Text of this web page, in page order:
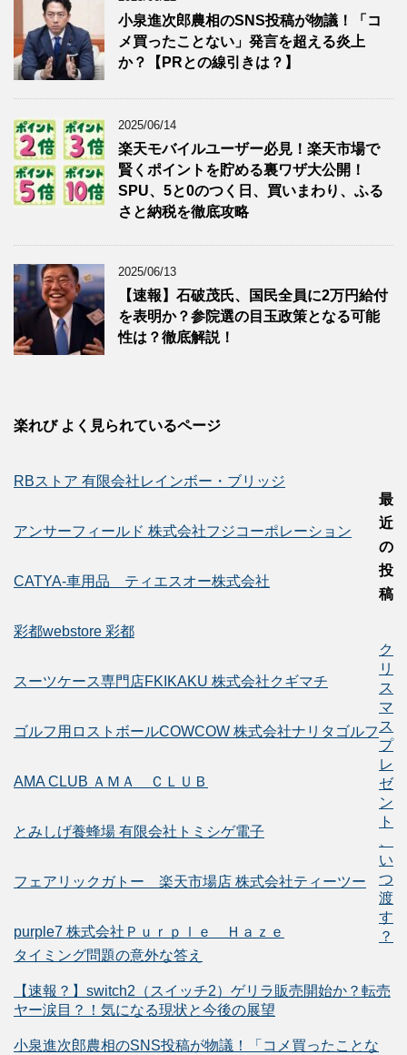
小泉進次郎農相のSNS投稿が物議！「コ
メ買ったことない」発言を超える炎上
か？【PRとの線引きは？】
2025/06/14
楽天モバイルユーザー必見！楽天市場で
賢くポイントを貯める裏ワザ大公開！
SPU、5と0のつく日、買いまわり、ふる
さと納税を徹底攻略
2025/06/13
【速報】石破茂氏、国民全員に2万円給付
を表明か？参院選の目玉政策となる可能
性は？徹底解説！
楽れび よく見られているページ
RBストア 有限会社レインボー・ブリッジ
アンサーフィールド 株式会社フジコーポレーション
CATYA-車用品 ティエスオー株式会社
彩都webstore 彩都
スーツケース専門店FKIKAKU 株式会社クギマチ
ゴルフ用ロストボールCOWCOW 株式会社ナリタゴルフ
AMA CLUB ＡＭＡ ＣＬＵＢ
とみしげ養蜂場 有限会社トミシゲ電子
フェアリックガトー 楽天市場店 株式会社ティーツー
purple7 株式会社Ｐｕｒｐｌｅ Ｈａｚｅ
最
近
の
投
稿
ク
リ
ス
マ
ス
プ
レ
ゼ
ン
ト
い
つ
渡
す
？
タイミング問題の意外な答え
【速報？】switch2（スイッチ2）ゲリラ販売開始か？転売
ヤー涙目？！気になる現状と今後の展望
小泉進次郎農相のSNS投稿が物議！「コメ買ったことな